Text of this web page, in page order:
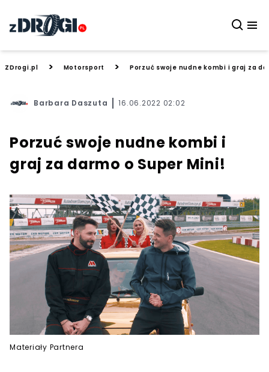
ZDrogi.pl > Motorsport > Porzuć swoje nudne kombi i graj za
Barbara Daszuta 16.06.2022 02:02
Porzuć swoje nudne kombi i
graj za darmo o Super Mini!
Materiały Partnera